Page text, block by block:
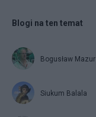
Blogi na ten temat
Bogusław Mazur
Siukum Balala